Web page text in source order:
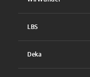
LBS
Deka